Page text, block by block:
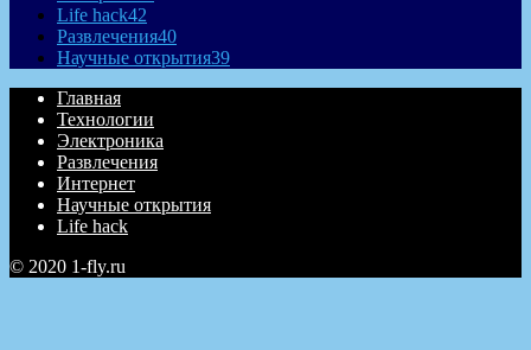
Life hack42
Развлечения40
Научные открытия39
Главная
Технологии
Электроника
Развлечения
Интернет
Научные открытия
Life hack
© 2020 1-fly.ru